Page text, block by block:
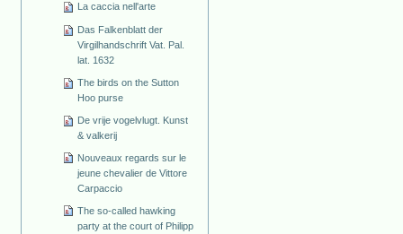
La caccia nell'arte
Das Falkenblatt der
Virgilhandschrift Vat. Pal.
lat. 1632
The birds on the Sutton
Hoo purse
De vrije vogelvlugt. Kunst
& valkerij
Nouveaux regards sur le
jeune chevalier de Vittore
Carpaccio
The so-called hawking
party at the court of Philipp